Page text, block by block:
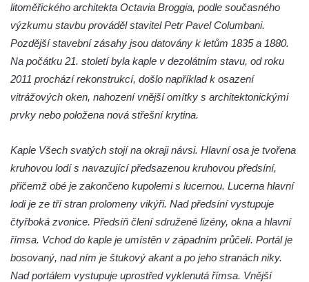
Křížová cesta Římov – XXV. kaple – Boží
hrob
Křížová cesta Římov – XXIV. kaple – Pieta
Křížová cesta Římov – XXIII. kaple –
Kalvárie
Křížová cesta Římov – XXII. kaple – Šimon
Křížová cesta Římov – XXI. kaple –
Popravní brána
Křížová cesta Římov – XX. kaple – Svatá
Veronika potkává Ježíše a utírá mu do své
roušky pot z tváře
Křížová cesta Římov – XIX. kaple – Kristus
kříž nesoucí potkává Pannu Marii
litoměřického architekta Octavia Broggia, podle současného
výzkumu stavbu prováděl stavitel Petr Pavel Columbani.
Pozdější stavební zásahy jsou datovány k letům 1835 a 1880.
Na počátku 21. století byla kaple v dezolátním stavu, od roku
2011 prochází rekonstrukcí, došlo například k osazení
vitrážových oken, nahození vnější omítky s architektonickými
prvky nebo položena nová střešní krytina.
Kaple Všech svatých stojí na okraji návsi. Hlavní osa je tvořena
kruhovou lodí s navazující předsazenou kruhovou předsíní,
přičemž obé je zakončeno kupolemi s lucernou. Lucerna hlavní
lodi je ze tří stran prolomeny vikýři. Nad předsíní vystupuje
čtyřboká zvonice. Předsíň člení sdružené lizény, okna a hlavní
římsa. Vchod do kaple je umístěn v západním průčelí. Portál je
bosovaný, nad ním je štukový akant a po jeho stranách niky.
Nad portálem vystupuje uprostřed vyklenutá římsa. Vnější